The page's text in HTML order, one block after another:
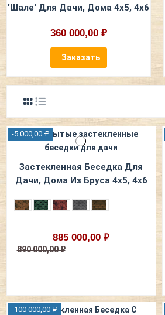
'Шале' Для Дачи, Дома 4х5, 4х6
360 000,00 ₽
Заказать
-5 000,00 ₽
Застекленная Беседка Для
Дачи, Дома Из Бруса 4х5, 4х6
885 000,00 ₽
890 000,00 ₽
-100 000,00 ₽